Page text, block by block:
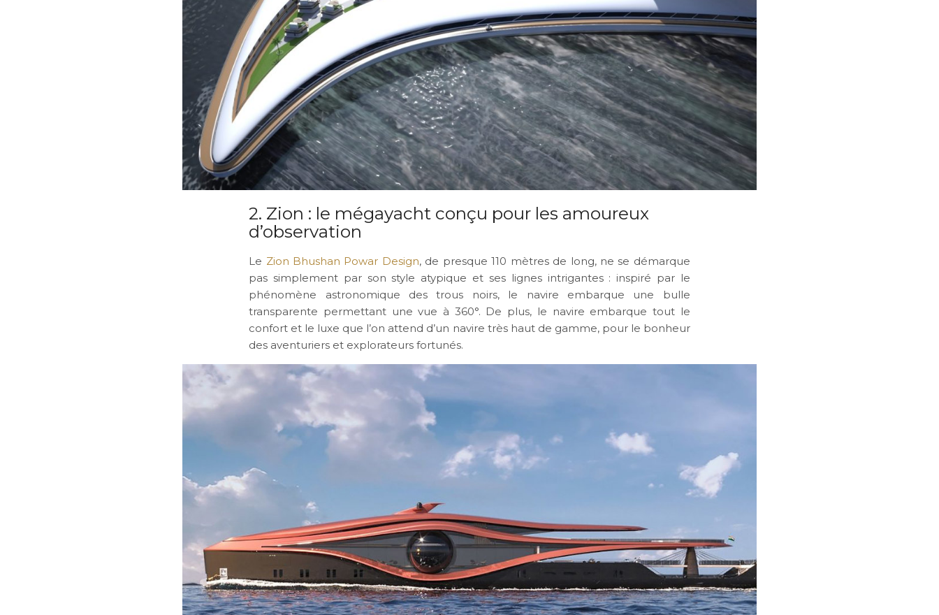
2. Zion : le mégayacht conçu pour les amoureux
d’observation
Le Zion Bhushan Powar Design, de presque 110 mètres de long, ne se démarque
pas simplement par son style atypique et ses lignes intrigantes : inspiré par le
phénomène astronomique des trous noirs, le navire embarque une bulle
transparente permettant une vue à 360°. De plus, le navire embarque tout le
confort et le luxe que l’on attend d’un navire très haut de gamme, pour le bonheur
des aventuriers et explorateurs fortunés.